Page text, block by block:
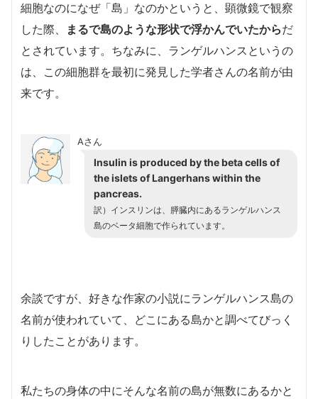
細胞なのになぜ「島」なのかというと、顕微鏡で観察
した際、
まるで島のような形状で浮かんでいたからだ
とされています。ちなみに、ランゲルハンスというの
は、この細胞群を最初に発見した学者さんの名前が由
来です。
Aさん
Insulin is produced by the beta cells of
the islets of Langerhans within the
pancreas.
訳）インスリンは、膵臓内にあるランゲルハンス
島のベータ細胞で作られています。
余談ですが、好きな作家の小説にランゲルハンス島の
名前が使われていて、どこにある島かと調べてびっく
りしたことがあります。
私たちの身体の中にそんな名前の島が無数にあるかと